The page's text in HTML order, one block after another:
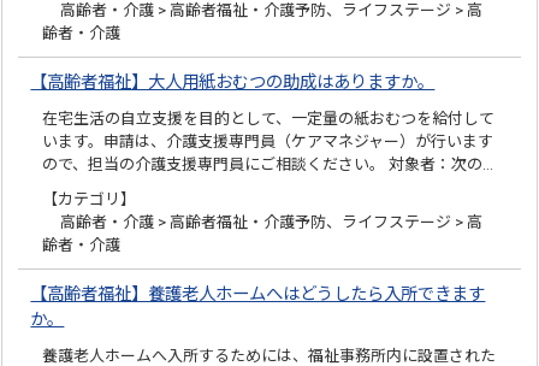
高齢者・介護 > 高齢者福祉・介護予防、ライフステージ > 高
齢者・介護
【高齢者福祉】大人用紙おむつの助成はありますか。
在宅生活の自立支援を目的として、一定量の紙おむつを給付して
います。申請は、介護支援専門員（ケアマネジャー）が行います
ので、担当の介護支援専門員にご相談ください。 対象者：次の…
【カテゴリ】
高齢者・介護 > 高齢者福祉・介護予防、ライフステージ > 高
齢者・介護
【高齢者福祉】養護老人ホームへはどうしたら入所できます
か。
養護老人ホームへ入所するためには、福祉事務所内に設置された